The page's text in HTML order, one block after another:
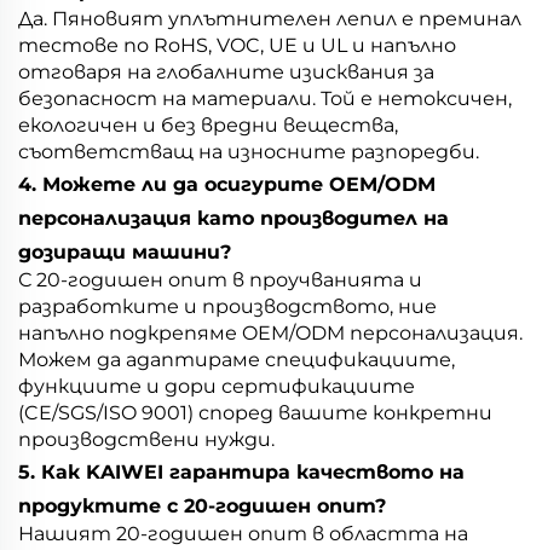
Да. Пяновият уплътнителен лепил е преминал
тестове по RoHS, VOC, UE и UL и напълно
отговаря на глобалните изисквания за
безопасност на материали. Той е нетоксичен,
екологичен и без вредни вещества,
съответстващ на износните разпоредби.
4. Можете ли да осигурите OEM/ODM
персонализация като производител на
дозиращи машини?
С 20-годишен опит в проучванията и
разработките и производството, ние
напълно подкрепяме OEM/ODM персонализация.
Можем да адаптираме спецификациите,
функциите и дори сертификациите
(CE/SGS/ISO 9001) според вашите конкретни
производствени нужди.
5. Как KAIWEI гарантира качеството на
продуктите с 20-годишен опит?
Нашият 20-годишен опит в областта на